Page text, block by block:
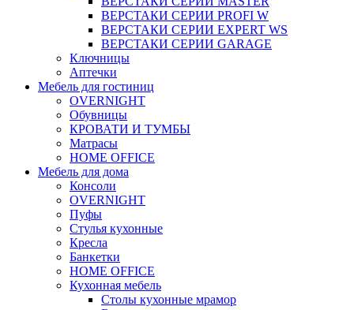
ВЕРСТАКИ СЕРИИ PROFI W
ВЕРСТАКИ СЕРИИ EXPERT WS
ВЕРСТАКИ СЕРИИ GARAGE
Ключницы
Аптечки
Мебель для гостиниц
OVERNIGHT
Обувницы
КРОВАТИ И ТУМБЫ
Матрасы
HOME OFFICE
Мебель для дома
Консоли
OVERNIGHT
Пуфы
Стулья кухонные
Кресла
Банкетки
HOME OFFICE
Кухонная мебель
Столы кухонные мрамор